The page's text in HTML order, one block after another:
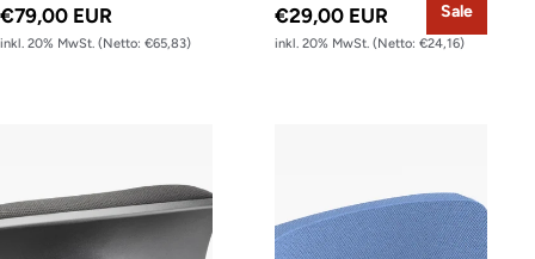
Sale
€79,00 EUR
inkl. 20% MwSt. (Netto: €65,83)
€29,00 EUR
inkl. 20% MwSt. (Netto: €24,16)